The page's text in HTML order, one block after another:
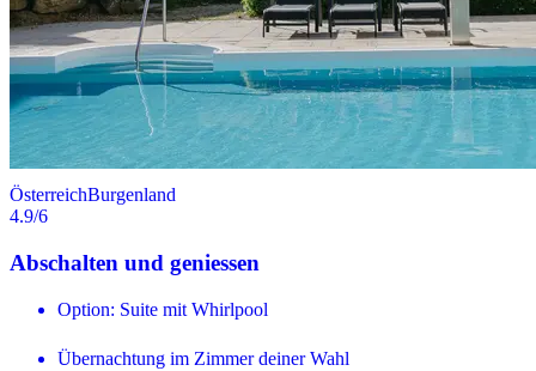
ÖsterreichBurgenland
4.9/6
Abschalten und geniessen
Option: Suite mit Whirlpool
Übernachtung im Zimmer deiner Wahl